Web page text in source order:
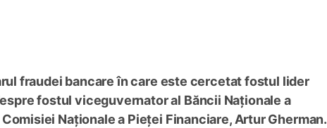
fraudei bancare în care este cercetat fostul lider
fostul viceguvernator al Băncii Naționale a
Naționale a Pieței Financiare, Artur Gherman.